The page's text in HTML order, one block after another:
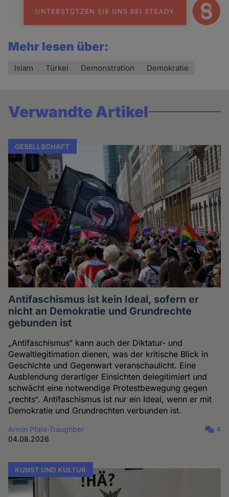
Mehr lesen über:
Islam Türkei Demonstration Demokratie
Verwandte Artikel
GESELLSCHAFT
Antifaschismus ist kein Ideal, sofern er
nicht an Demokratie und Grundrechte
gebunden ist
„Antifaschismus“ kann auch der Diktatur- und
Gewaltlegitimation dienen, was der kritische Blick in
Geschichte und Gegenwart veranschaulicht. Eine
Ausblendung derartiger Einsichten delegitimiert und
schwächt eine notwendige Protestbewegung gegen
„rechts“. Antifaschismus ist nur ein Ideal, wenn er mit
Demokratie und Grundrechten verbunden ist.
Armin Pfahl-Traughber
04.08.2026
4
KUNST UND KULTUR